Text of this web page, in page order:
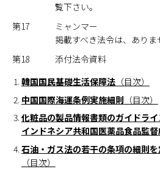
覧下さい。
第17
ミャンマー
掲載すべき法令は、ありま
第18
添付法令資料
韓国国民基礎生活保障法（目次）
中国国際海運条例実施細則 （目次）
化粧品の製品情報書類のガイドラ
インドネシア共和国医薬品食品監
石油・ガス法の若干の条項の細則
（目次）